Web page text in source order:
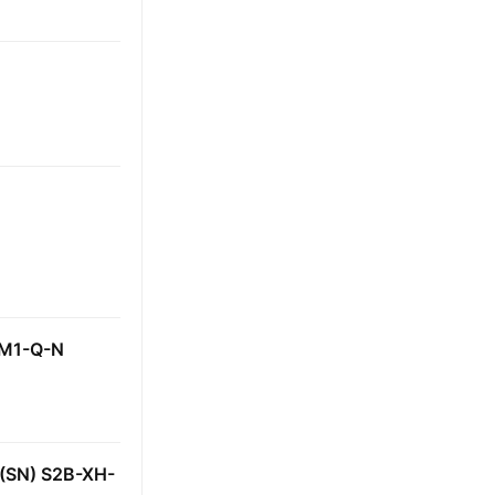
Q-N
S2B-XH-